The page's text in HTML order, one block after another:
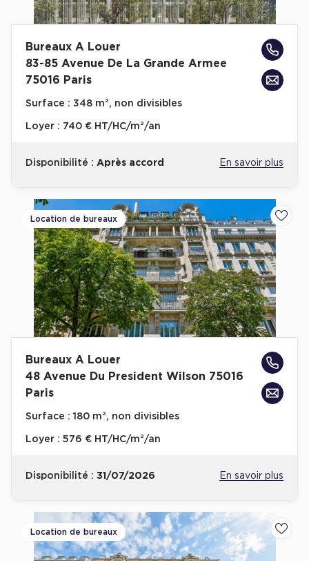
Plateaux opérés à Lyon
Plateaux opérés à Saint-Ouen
Plateaux opérés à Boulogne-Billancourt
Guide & Conseils
Livrets blancs & Études
Cas Clients
Bureaux A Louer
83-85 Avenue De La Grande Armee
75016 Paris
Surface : 348 m², non divisibles
Loyer : 740 € HT/HC/m²/an
Disponibilité : Après accord En savoir plus
Location de bureaux
Bureaux A Louer
48 Avenue Du President Wilson 75016
Paris
Surface : 180 m², non divisibles
Loyer : 576 € HT/HC/m²/an
Disponibilité : 31/07/2026 En savoir plus
Location de bureaux